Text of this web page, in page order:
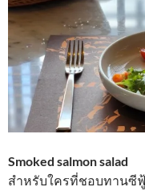
Smoked salmon salad
สำหรับใครที่ชอบทานซี